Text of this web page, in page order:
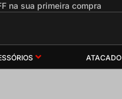
na sua primeira compra